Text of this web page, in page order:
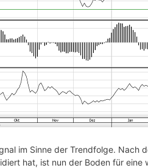
im Sinne der Trendfolge.
hat, ist nun der Boden für